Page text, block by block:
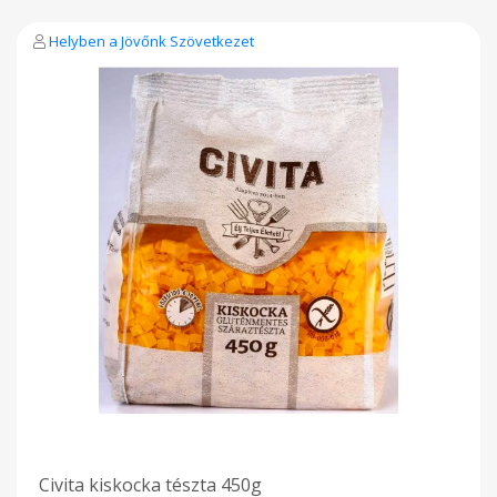
biztosít, gyümölcsfáink pedig májustól novemberig teremnek,
a lehulló gyümölcsöket a tyúkok szívesen fogyasztják.
Takarmányukban a kukorica, búza és napraforgó a
meghatározó, de emellett található benne len és kendermag
is - 100 % növényi eredetű, szója-,GMO- és színezék mentes.
Helyben a Jövőnk Szövetkezet
Civita kiskocka tészta 450g